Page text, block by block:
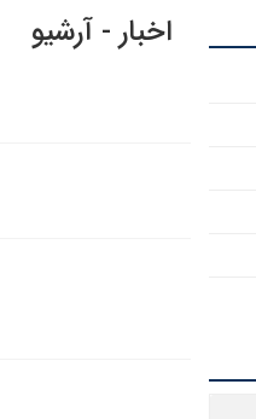
اخبار - آرشیو